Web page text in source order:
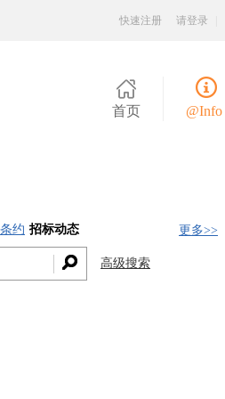
请登录
快速注册
首页 @Info
约 招标动态 更多>>
高级搜索